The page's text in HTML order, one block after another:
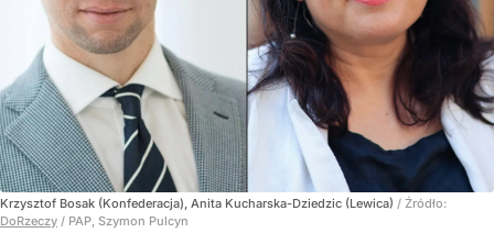
Krzysztof Bosak (Konfederacja), Anita Kucharska-Dziedzic (Lewica) / Źródło:
DoRzeczy / PAP, Szymon Pulcyn